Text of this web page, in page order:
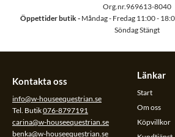
Org.nr.969613-8040
Öppettider butik - Måndag - Fredag 11:00 -
Söndag Stängt
Kontakta oss
info@w-houseequestrian.se
Tel. Butik076-8797191
carina@w-houseequestrian.se
benka@w-houseequestrian.se
Länkar
Start
Om oss
Köpvillkor